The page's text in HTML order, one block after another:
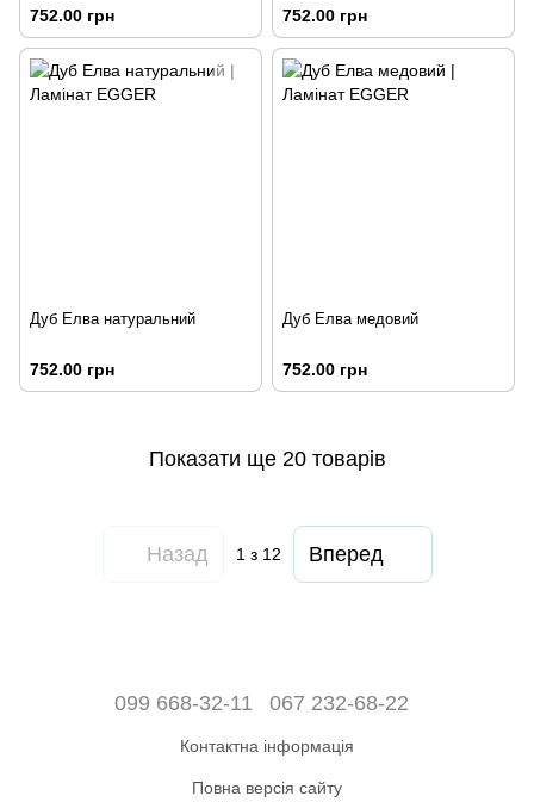
752.00 грн 752.00 грн
Дуб Елва натуральний
752.00 грн
Дуб Елва медовий
752.00 грн
Показати ще 20 товарів
Назад 1з 12 Вперед
099 668-32-11 067 232-68-22
Контактна інформація
Повна версія сайту